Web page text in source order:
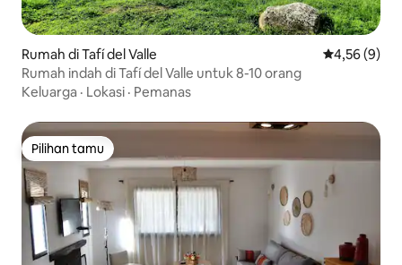
Rumah di Tafí del Valle Nilai rata-
4,56 (9)
Rumah indah di Tafí del Valle untuk 8-10 orang
Keluarga · Lokasi · Pemanas
Pilihan tamu
Pilihan tamu